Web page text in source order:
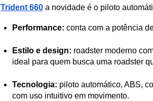
Trident 660 a novidade é o piloto
Performance: conta com a potência
Estilo e design: roadster moderno
ideal para quem busca uma roadster
Tecnologia: piloto automático, ABS,
com uso intuitivo em movimento.